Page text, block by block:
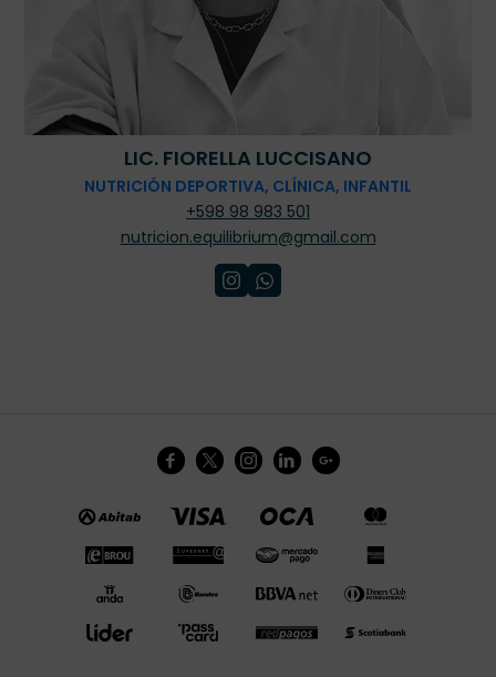
LIC. FIORELLA LUCCISANO
NUTRICIÓN DEPORTIVA, CLÍNICA, INFANTIL
+598 98 983 501
nutricion.equilibrium@gmail.com
    